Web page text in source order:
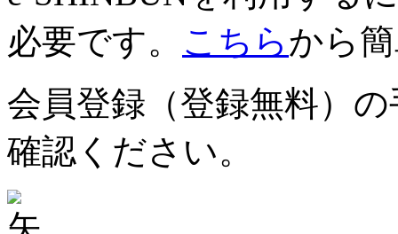
必要です。 こちらから
会員登録（登録無料）
確認ください。